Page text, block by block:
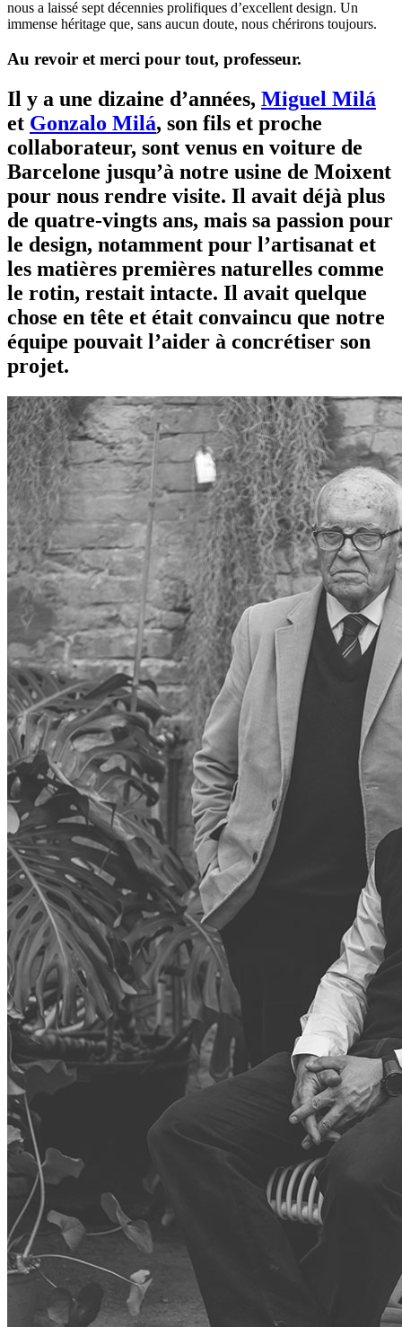
nous a laissé sept décennies prolifiques d’excellent design. Un
immense héritage que, sans aucun doute, nous chérirons toujours.
Au revoir et merci pour tout, professeur.
Il y a une dizaine d’années, Miguel Milá
et Gonzalo Milá, son fils et proche
collaborateur, sont venus en voiture de
Barcelone jusqu’à notre usine de Moixent
pour nous rendre visite. Il avait déjà plus
de quatre-vingts ans, mais sa passion pour
le design, notamment pour l’artisanat et
les matières premières naturelles comme
le rotin, restait intacte. Il avait quelque
chose en tête et était convaincu que notre
équipe pouvait l’aider à concrétiser son
projet.